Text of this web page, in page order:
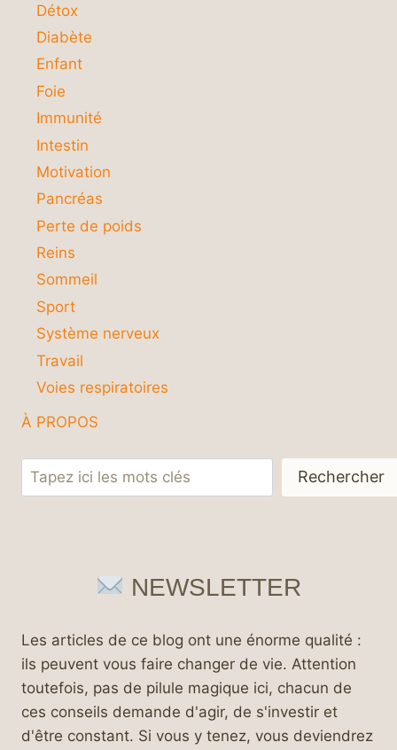
Détox
Diabète
Enfant
Foie
Immunité
Intestin
Motivation
Pancréas
Perte de poids
Reins
Sommeil
Sport
Système nerveux
Travail
Voies respiratoires
À PROPOS
Rechercher Rechercher
NEWSLETTER
Les articles de ce blog ont une énorme qualité :
ils peuvent vous faire changer de vie. Attention
toutefois, pas de pilule magique ici, chacun de
ces conseils demande d'agir, de s'investir et
d'être constant. Si vous y tenez, vous deviendrez